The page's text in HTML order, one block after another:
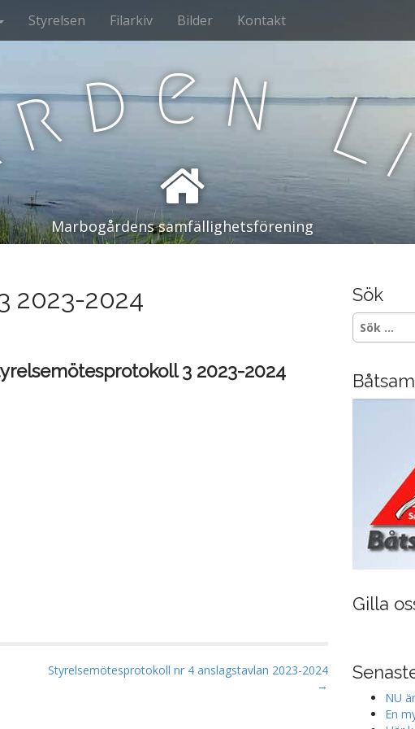
Styrelsen Filarkiv Bilder Kontakt
rd e n L
Marbogårdens samfällighetsförening
2023-2024
3 2023-2024
Styrelsemötesprotokoll nr 4 anslagstavlan 2023-2024
→
Sök
Sök
efter:
Gilla
NU
En